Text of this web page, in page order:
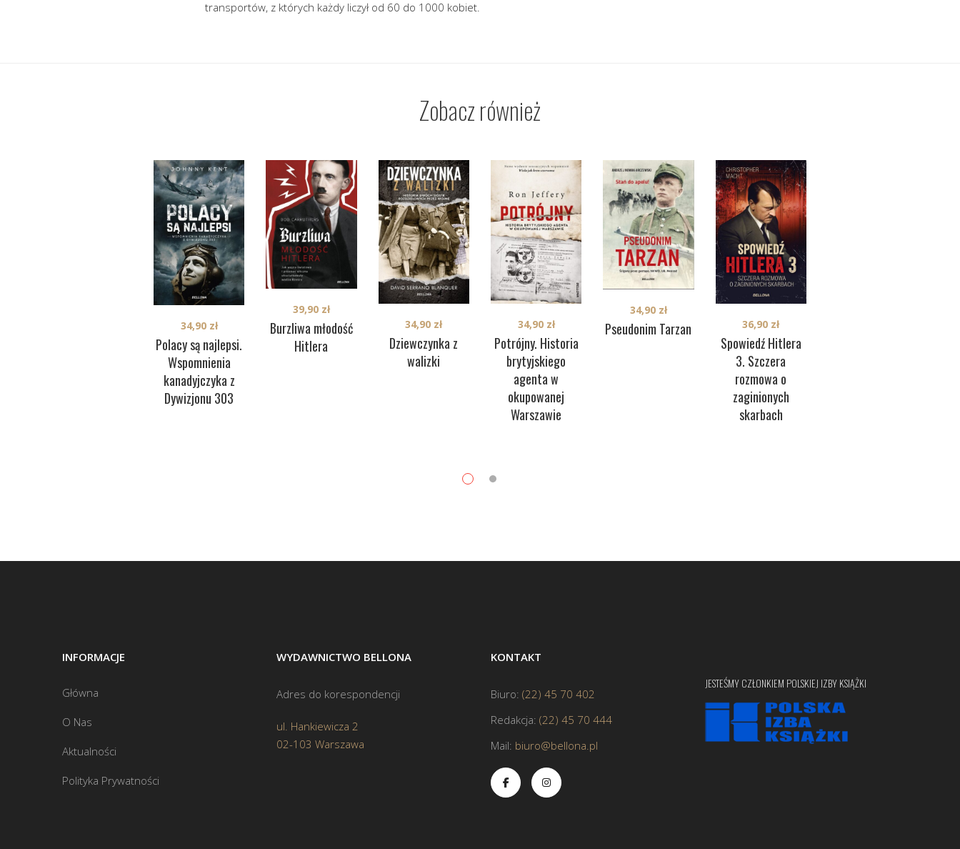
transportów, z których każdy liczył od 60 do 1000 kobiet.
Zobacz również
Polacy są najlepsi.
Wspomnienia
kanadyjczyka z
Dywizjonu 303
34,90 zł
Burzliwa młodość
Hitlera
39,90 zł
Dziewczynka z
walizki
34,90 zł
Potrójny. Historia
brytyjskiego
agenta w
okupowanej
Warszawie
34,90 zł Pseudonim Tarzan
34,90 zł
Spowiedź Hitlera
3. Szczera
rozmowa o
zaginionych
skarbach
36,90 zł
INFORMACJE
Główna
O Nas
Aktualności
Polityka Prywatności
WYDAWNICTWO BELLONA
Adres do korespondencji
ul. Hankiewicza 2
02-103 Warszawa
KONTAKT
Biuro: (22) 45 70 402
Redakcja: (22) 45 70 444
Mail: biuro@bellona.pl
JESTEŚMY CZŁONKIEM POLSKIEJ IZBY KSIĄŻKI